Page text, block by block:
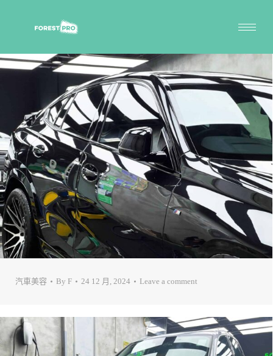
汽車美容 By F 24 12 月, 2024 Leave a comment